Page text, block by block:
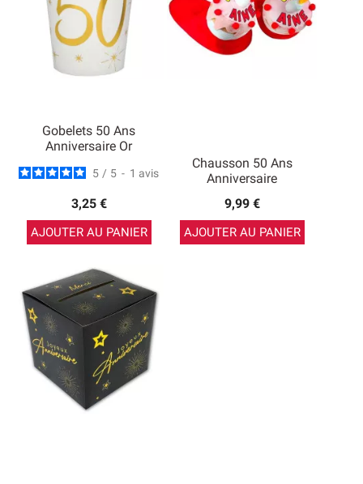
Gobelets 50 Ans
Anniversaire Or
5 / 5 - 1 avis
3,25 €
AJOUTER AU PANIER
Chausson 50 Ans
Anniversaire
9,99 €
AJOUTER AU PANIER